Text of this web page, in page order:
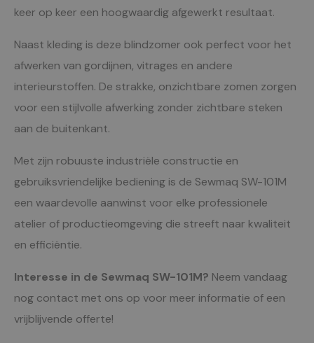
keer op keer een hoogwaardig afgewerkt resultaat.
Naast kleding is deze blindzomer ook perfect voor het
afwerken van gordijnen, vitrages en andere
interieurstoffen. De strakke, onzichtbare zomen zorgen
voor een stijlvolle afwerking zonder zichtbare steken
aan de buitenkant.
Met zijn robuuste industriële constructie en
gebruiksvriendelijke bediening is de Sewmaq SW-101M
een waardevolle aanwinst voor elke professionele
atelier of productieomgeving die streeft naar kwaliteit
en efficiëntie.
Interesse in de Sewmaq SW-101M? Neem vandaag
nog contact met ons op voor meer informatie of een
vrijblijvende offerte!